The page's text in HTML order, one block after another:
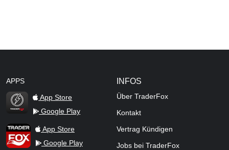
APPS
TraderFox Flash
App Store
Google Play
TraderFox AppApp Store
Google Play
INFOS
Über TraderFox
Kontakt
Vertrag Kündigen
Jobs bei TraderFox